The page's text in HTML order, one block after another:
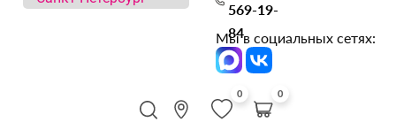
569-19-
84
Мы в социальных сетях:
0 0